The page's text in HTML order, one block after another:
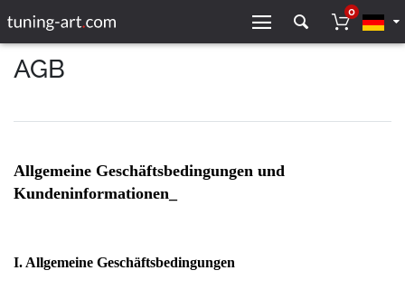
0
AGB
Allgemeine Geschäftsbedingungen und
Kundeninformationen_
I. Allgemeine Geschäftsbedingungen